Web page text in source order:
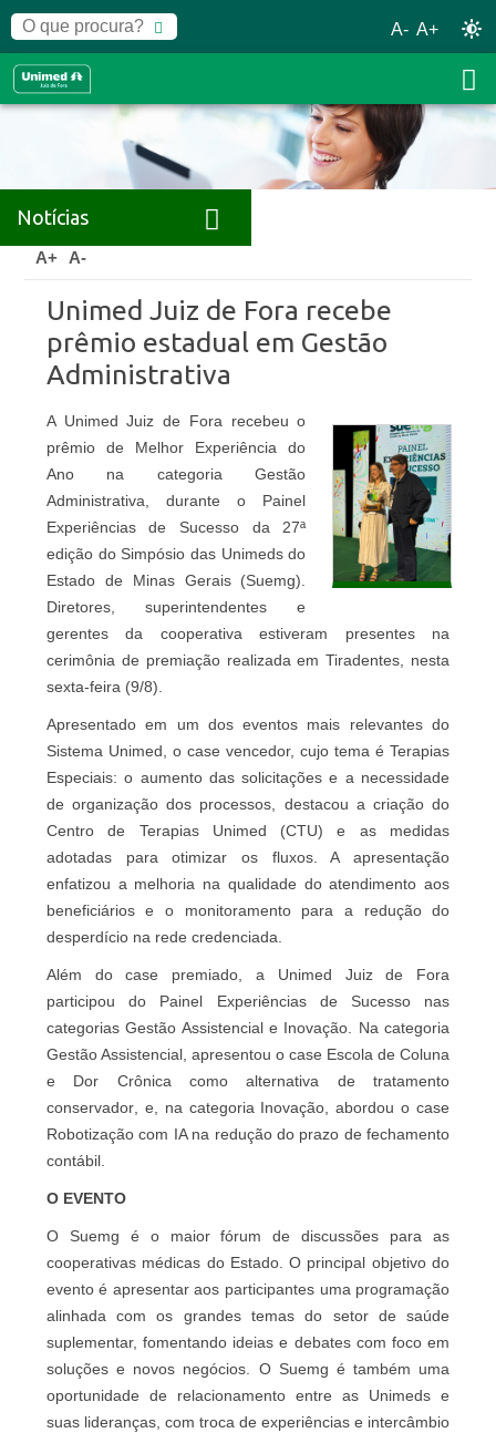
A- A+
Notícias
Home Notícias
A+ A-
Unimed Juiz de Fora recebe
prêmio estadual em Gestão
Administrativa
A Unimed Juiz de Fora recebeu o
prêmio de Melhor Experiência do
Ano na categoria Gestão
Administrativa, durante o Painel
Experiências de Sucesso da 27ª
edição do Simpósio das Unimeds do
Estado de Minas Gerais (Suemg).
Diretores, superintendentes e
gerentes da cooperativa estiveram presentes na
cerimônia de premiação realizada em Tiradentes, nesta
sexta-feira (9/8).
Apresentado em um dos eventos mais relevantes do
Sistema Unimed, o case vencedor, cujo tema é Terapias
Especiais: o aumento das solicitações e a necessidade
de organização dos processos, destacou a criação do
Centro de Terapias Unimed (CTU) e as medidas
adotadas para otimizar os fluxos. A apresentação
enfatizou a melhoria na qualidade do atendimento aos
beneficiários e o monitoramento para a redução do
desperdício na rede credenciada.
Além do case premiado, a Unimed Juiz de Fora
participou do Painel Experiências de Sucesso nas
categorias Gestão Assistencial e Inovação. Na categoria
Gestão Assistencial, apresentou o case Escola de Coluna
e Dor Crônica como alternativa de tratamento
conservador, e, na categoria Inovação, abordou o case
Robotização com IA na redução do prazo de fechamento
contábil.
O EVENTO
O Suemg é o maior fórum de discussões para as
cooperativas médicas do Estado. O principal objetivo do
evento é apresentar aos participantes uma programação
alinhada com os grandes temas do setor de saúde
suplementar, fomentando ideias e debates com foco em
soluções e novos negócios. O Suemg é também uma
oportunidade de relacionamento entre as Unimeds e
suas lideranças, com troca de experiências e intercâmbio